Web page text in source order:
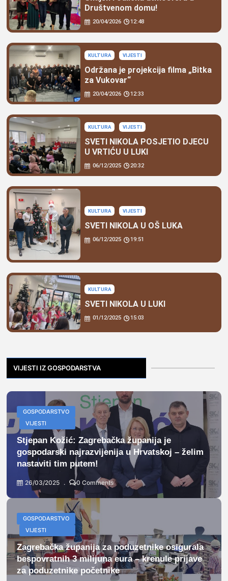
Društvenom domu!
20/04/2026 12:48
KULTURA VIJESTI
Održana je projekcija filma „Bitka
za Vukovar“
20/04/2026 12:33
KULTURA VIJESTI
SVETI NIKOLA POSJETIO DJECU
U VRTIĆU U LUKI
06/12/2025 20:32
KULTURA VIJESTI
SVETI NIKOLA U OŠ LUKA
06/12/2025 19:51
KULTURA
SVETI NIKOLA U LUKI
01/12/2025 15:03
VIJESTI IZ GOSPODARSTVA
GOSPODARSTVO
VIJESTI
Stjepan Kožić: Zagrebačka županija je
gospodarski najrazvijenija u Hrvatskoj – želim
nastaviti tim putem!
26/03/2025 0 Comments
GOSPODARSTVO
VIJESTI
Zagrebačka županija za poduzetnike osigurala
bespovratnih 3 milijuna eura – krenule prijave
za poduzetnike početnike